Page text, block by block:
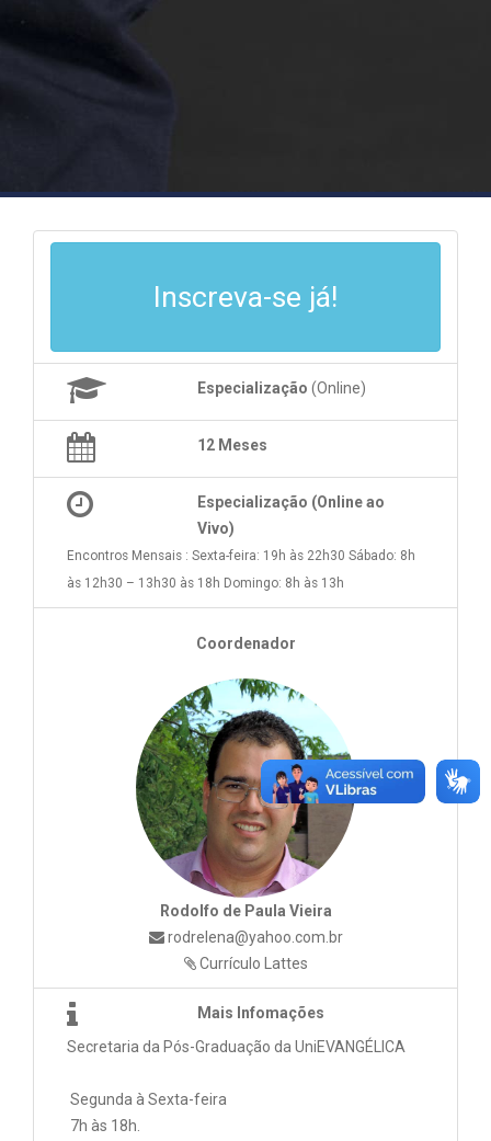
Inscreva-se já!
Especialização (Online)
12 Meses
Especialização (Online ao
Vivo)
Encontros Mensais : Sexta-feira: 19h às 22h30 Sábado: 8h
às 12h30 – 13h30 às 18h Domingo: 8h às 13h
Coordenador
Rodolfo de Paula Vieira
rodrelena@yahoo.com.br
Currículo Lattes
Mais Infomações
Secretaria da Pós-Graduação da UniEVANGÉLICA
Segunda à Sexta-feira
7h às 18h.